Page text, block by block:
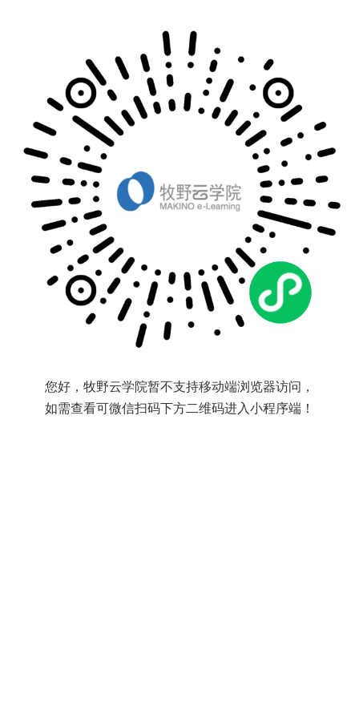
您好，牧野云学院暂不支持移动端浏览器访问，
如需查看可微信扫码下方二维码进入小程序端！